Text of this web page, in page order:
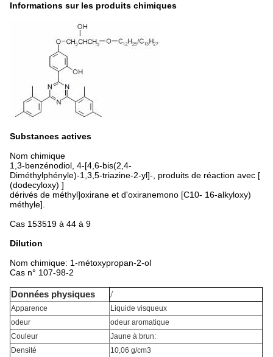
Informations sur les produits chimiques
Substances actives
Nom chimique
1,3-benzénodiol, 4-[4,6-bis(2,4-
Diméthylphényle)-1,3,5-triazine-2-yl]-, produits de réaction avec [
(dodecyloxy) ]
dérivés de méthyl]oxirane et d'oxiranemono [C10- 16-alkyloxy)
méthyle].
Cas 153519 à 44 à 9
Dilution
Nom chimique: 1-métoxypropan-2-ol
Cas n° 107-98-2
Données physiques /
Apparence
Liquide visqueux
odeur
odeur aromatique
Couleur
Jaune à brun:
Densité
10,06 g/cm3